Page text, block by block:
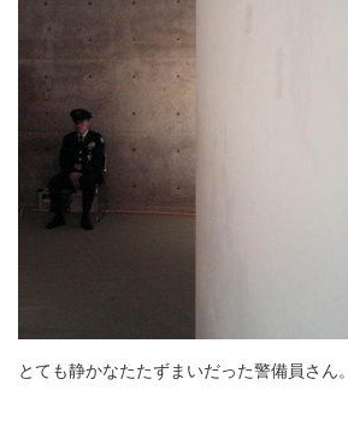
とても静かなたたずまいだった警備員さん。